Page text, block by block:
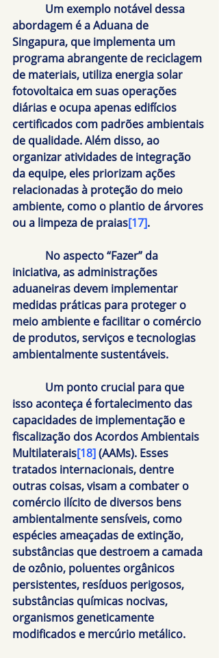
Um exemplo notável dessa
abordagem é a Aduana de
Singapura, que implementa um
programa abrangente de reciclagem
de materiais, utiliza energia solar
fotovoltaica em suas operações
diárias e ocupa apenas edifícios
certificados com padrões ambientais
de qualidade. Além disso, ao
organizar atividades de integração
da equipe, eles priorizam ações
relacionadas à proteção do meio
ambiente, como o plantio de árvores
ou a limpeza de praias[17].
No aspecto “Fazer” da
iniciativa, as administrações
aduaneiras devem implementar
medidas práticas para proteger o
meio ambiente e facilitar o comércio
de produtos, serviços e tecnologias
ambientalmente sustentáveis.
Um ponto crucial para que
isso aconteça é fortalecimento das
capacidades de implementação e
fiscalização dos Acordos Ambientais
Multilaterais[18] (AAMs). Esses
tratados internacionais, dentre
outras coisas, visam a combater o
comércio ilícito de diversos bens
ambientalmente sensíveis, como
espécies ameaçadas de extinção,
substâncias que destroem a camada
de ozônio, poluentes orgânicos
persistentes, resíduos perigosos,
substâncias químicas nocivas,
organismos geneticamente
modificados e mercúrio metálico.